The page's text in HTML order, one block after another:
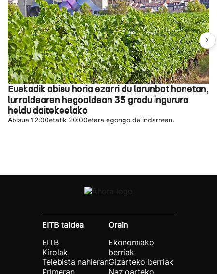
Euskadik abisu horia ezarri du larunbat honetan,
lurraldearen hegoaldean 35 gradu ingurura
heldu daitekeelako
Abisua 12:00etatik 20:00etara egongo da indarrean.
EITB taldea
EITB
Kirolak
Telebista nahieran
Primeran
Orain
Ekonomiako
berriak
Gizarteko berriak
Nazioarteko